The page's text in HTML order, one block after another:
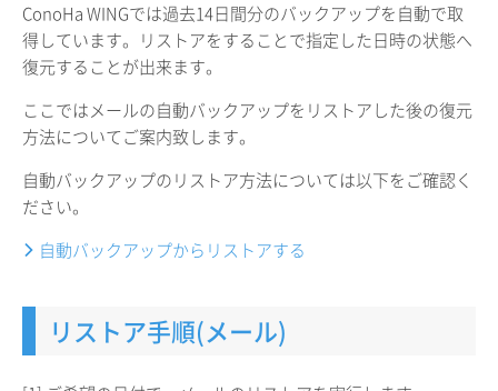
ConoHa WINGでは過去14日間分のバックアップを自動で取
得しています。リストアをすることで指定した日時の状態へ
復元することが出来ます。
ここではメールの自動バックアップをリストアした後の復元
方法についてご案内致します。
自動バックアップのリストア方法については以下をご確認く
ださい。
自動バックアップからリストアする
リストア手順(メール)